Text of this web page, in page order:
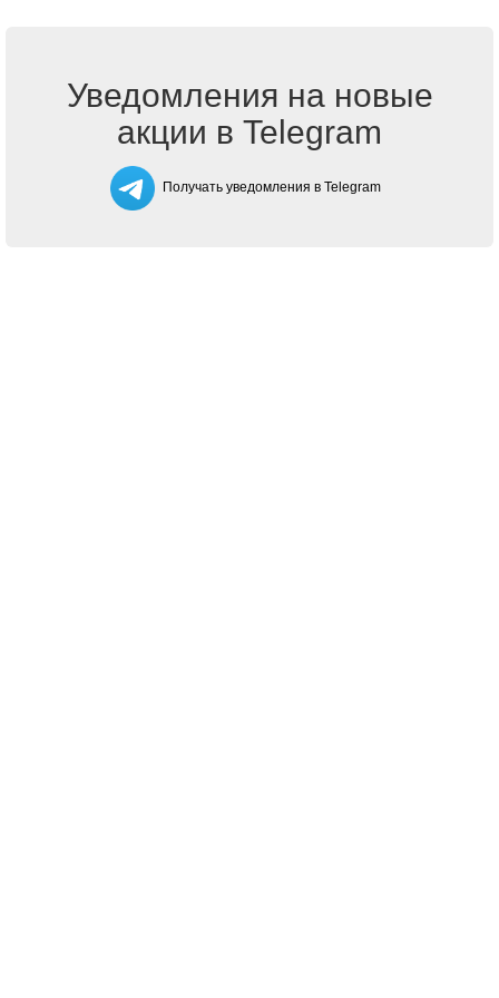
Уведомления на новые
акции в Telegram
Получать уведомления в Telegram